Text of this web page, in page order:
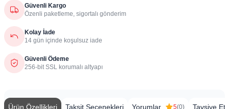
Güvenli Kargo
Özenli paketleme, sigortalı gönderim
Kolay İade
14 gün içinde koşulsuz iade
Güvenli Ödeme
256-bit SSL korumalı altyapı
Ürün Özellikleri Taksit Seçenekleri Yorumlar 5(0) Tavsiye Et